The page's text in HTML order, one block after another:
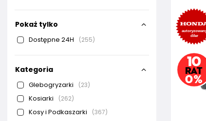
Pokaż tylko
Dostępne 24H 255
Kategoria
Glebogryzarki 23
Kosiarki 262
Kosy i Podkaszarki 367